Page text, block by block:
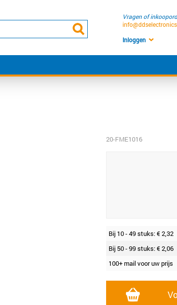
Inloggen
Vragen of
20-FME1016
Bij 10 - 49 stuks: €2,32
Bij 50 - 99 stuks: €2,06
100+ mail voor uw prijs